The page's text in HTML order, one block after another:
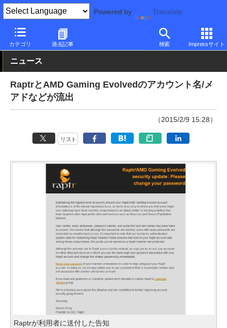
Powered by Translate
カテゴリ 過去記事 検索 Impressサイト
PC Watch 市場 セキュリティ
ニュース
RaptrとAMD Gaming Evolvedのアカウント名/メ
アドなどが流出
（2015/2/9 15:28）
リスト
Raptrが利用者に送付した告知